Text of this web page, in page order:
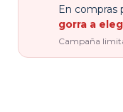
En compras
gorra a
Campaña